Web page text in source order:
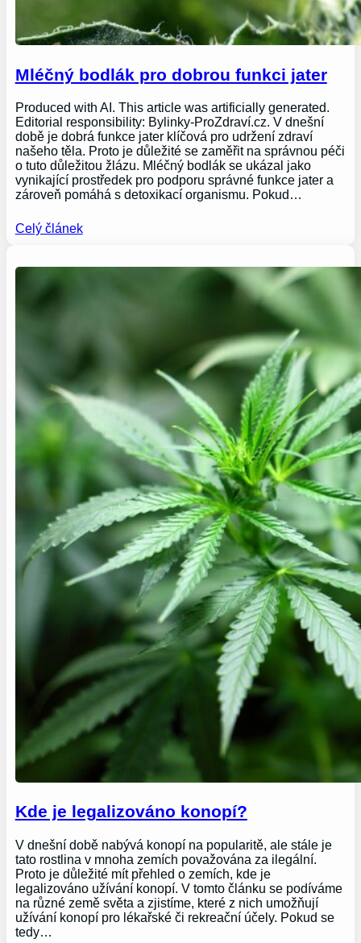
Mléčný bodlák pro dobrou funkci jater
Produced with AI. This article was artificially generated.
Editorial responsibility: Bylinky-ProZdraví.cz. V dnešní
době je dobrá funkce jater klíčová pro udržení zdraví
našeho těla. Proto je důležité se zaměřit na správnou péči
o tuto důležitou žlázu. Mléčný bodlák se ukázal jako
vynikající prostředek pro podporu správné funkce jater a
zároveň pomáhá s detoxikací organismu. Pokud…
Celý článek
Kde je legalizováno konopí?
V dnešní době nabývá konopí na popularitě, ale stále je
tato rostlina v mnoha zemích považována za ilegální.
Proto je důležité mít přehled o zemích, kde je
legalizováno užívání konopí. V tomto článku se podíváme
na různé země světa a zjistíme, které z nich umožňují
užívání konopí pro lékařské či rekreační účely. Pokud se
tedy…